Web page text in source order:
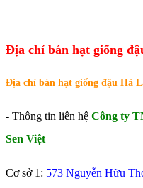
Địa chỉ bán hạt giống
Địa chỉ bán hạt giống đậu Hà
- Thông tin liên hệ Công ty
Sen Việt
Cơ sở 1: 573 Nguyễn Hữu